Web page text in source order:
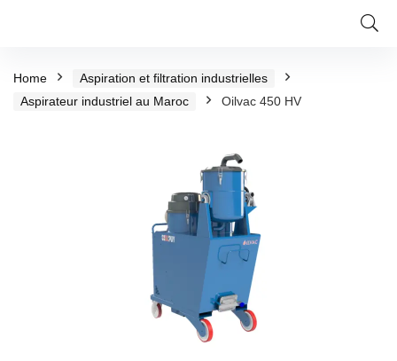
Home
Aspiration et filtration industrielles
Aspirateur industriel au Maroc
Oilvac 450 HV